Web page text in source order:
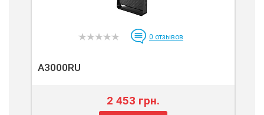
0 отзывов
A3000RU
2 453 грн.